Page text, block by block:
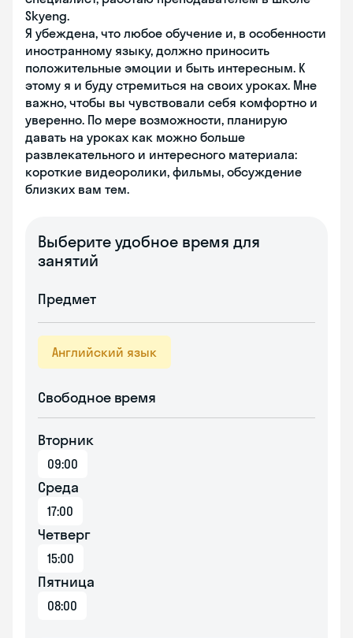
Skyeng.
Я убеждена, что любое обучение и, в особенности
иностранному языку, должно приносить
положительные эмоции и быть интересным. К
этому я и буду стремиться на своих уроках. Мне
важно, чтобы вы чувствовали себя комфортно и
уверенно. По мере возможности, планирую
давать на уроках как можно больше
развлекательного и интересного материала:
короткие видеоролики, фильмы, обсуждение
близких вам тем.
Выберите удобное время для
занятий
Предмет
Английский язык
Свободное время
Вторник
09:00
Среда
17:00
Четверг
15:00
Пятница
08:00